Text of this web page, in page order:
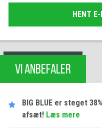
HENT
VI ANBEFALER
BIG BLUE er steget
afsæt! Læs mere